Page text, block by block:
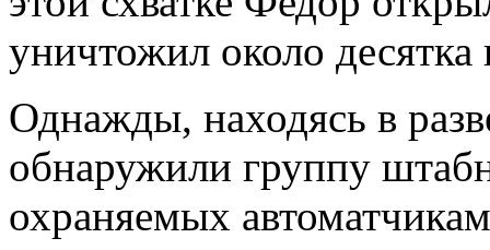
уничтожил около десятка
Однажды, находясь в
обнаружили группу
охраняемых